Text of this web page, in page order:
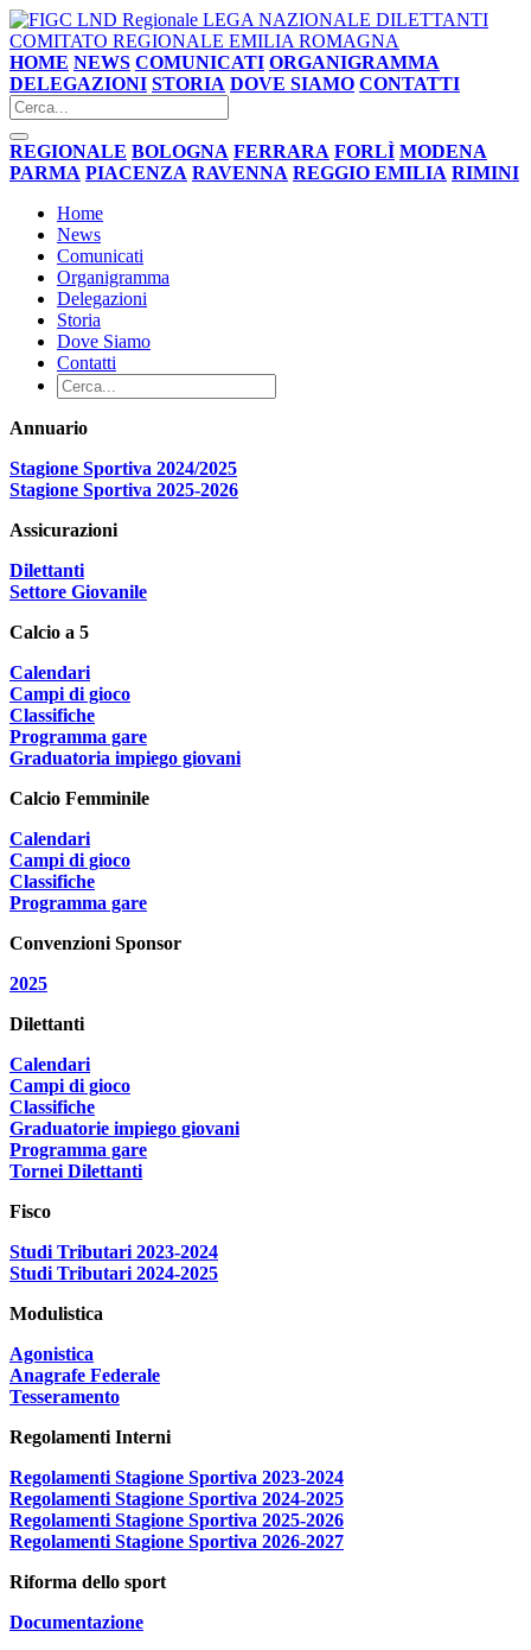
LEGA NAZIONALE DILETTANTI
COMITATO REGIONALE EMILIA ROMAGNA
HOME NEWS COMUNICATI ORGANIGRAMMA
DELEGAZIONI STORIA DOVE SIAMO CONTATTI
REGIONALE BOLOGNA FERRARA FORLÌ MODENA
PARMA PIACENZA RAVENNA REGGIO EMILIA RIMINI
Home
News
Comunicati
Organigramma
Delegazioni
Storia
Dove Siamo
Contatti
Annuario
Stagione Sportiva 2024/2025
Stagione Sportiva 2025-2026
Assicurazioni
Dilettanti
Settore Giovanile
Calcio a 5
Calendari
Campi di gioco
Classifiche
Programma gare
Graduatoria impiego giovani
Calcio Femminile
Calendari
Campi di gioco
Classifiche
Programma gare
Convenzioni Sponsor
2025
Dilettanti
Calendari
Campi di gioco
Classifiche
Graduatorie impiego giovani
Programma gare
Tornei Dilettanti
Fisco
Studi Tributari 2023-2024
Studi Tributari 2024-2025
Modulistica
Agonistica
Anagrafe Federale
Tesseramento
Regolamenti Interni
Regolamenti Stagione Sportiva 2023-2024
Regolamenti Stagione Sportiva 2024-2025
Regolamenti Stagione Sportiva 2025-2026
Regolamenti Stagione Sportiva 2026-2027
Riforma dello sport
Documentazione